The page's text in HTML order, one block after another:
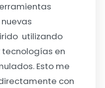
utilizando
en
Esto me
con